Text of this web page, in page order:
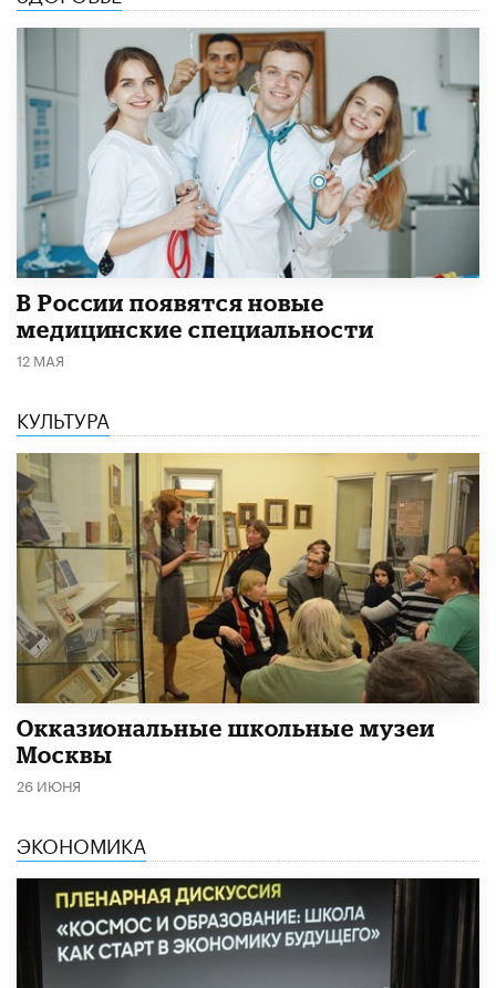
В России появятся новые
медицинские специальности
12 МАЯ
КУЛЬТУРА
​Окказиональные школьные музеи
Москвы
26 ИЮНЯ
ЭКОНОМИКА